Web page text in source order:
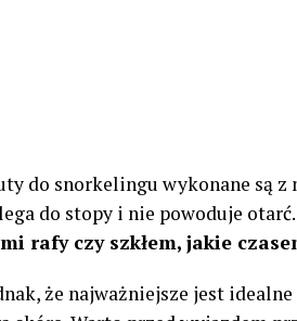
do snorkelingu wykonane są
do stopy i nie powoduje otarć.
rafy czy szkłem, jakie
że najważniejsze jest